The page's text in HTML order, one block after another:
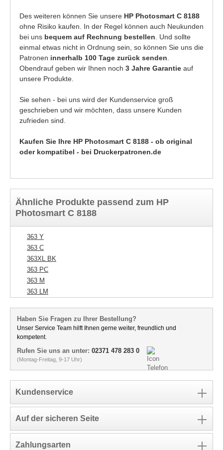
Des weiteren können Sie unsere HP Photosmart C 8188
ohne Risiko kaufen. In der Regel können auch Neukunden
bei uns bequem auf Rechnung bestellen . Und sollte
einmal etwas nicht in Ordnung sein, so können Sie uns die
Patronen innerhalb 100 Tage zurück senden
Obendrauf geben wir Ihnen noch 3 Jahre Garantie auf
unsere Produkte.
Sie sehen - bei uns wird der Kundenservice groß
geschrieben und wir möchten, dass unsere Kunden
zufrieden sind.
Kaufen Sie Ihre HP Photosmart C 8188 - ob original
oder kompatibel - bei Druckerpatronen.de
Ähnliche Produkte passend zum HP
Photosmart C 8188
363 Y
363 C
363XL BK
363 PC
363 M
363 LM
Haben Sie Fragen zu Ihrer Bestellung?
Unser Service Team hilft Ihnen gerne weiter, freundlich und
kompetent.
Rufen Sie uns an unter: 02371 478 283 0
(Montag-Freitag, 9-17 Uhr)
Kundenservice
Auf der sicheren Seite
Zahlungsarten